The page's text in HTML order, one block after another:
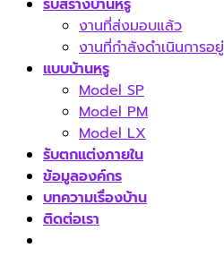
งานที่ส่งมอบแล้ว
งานที่กำลังดำเนินการอยู่
แบบบ้านหรู
Model SP
Model PM
Model LX
รับตกแต่งภายใน
ข้อมูลองค์กร
บทความเรื่องบ้าน
ติดต่อเรา